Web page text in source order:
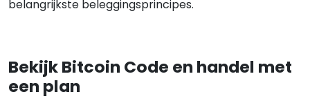
belangrijkste beleggingsprincipes.
Bekijk Bitcoin Code en handel met
een plan